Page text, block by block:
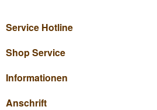
Service Hotline
Shop Service
Informationen
Anschrift